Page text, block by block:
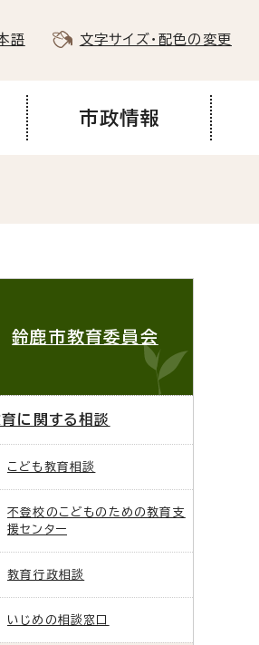
語 文字サイズ・配色の変更
市政情報
鈴鹿市教育委員会
に関する相談
こども教育相談
不登校のこどものための教育支
援センター
教育行政相談
いじめの相談窓口